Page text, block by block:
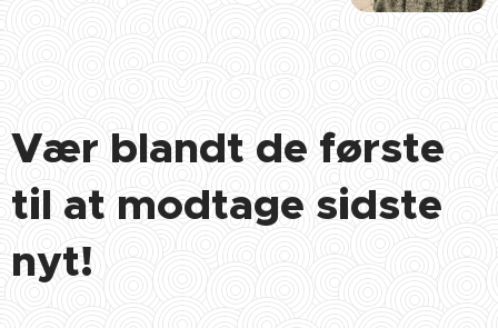
Vær blandt de første
til at modtage sidste
nyt!